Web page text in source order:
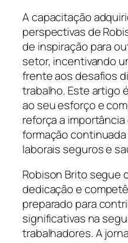
A capacitação
perspectivas de
de inspiração para
setor, incentivando
frente aos desafios
trabalho. Este artigo
ao seu esforço e
reforça a
formação
laborais seguros e
Robison Brito segue
dedicação e
preparado para
significativas na
trabalhadores. A